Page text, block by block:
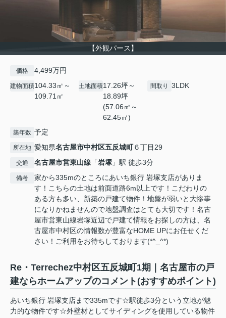
【外観パース】
価格 4,499万円
建物面積104.33㎡～
109.71㎡
土地面積17.26坪～
18.89坪
(57.06㎡～
62.45㎡)
間取り 3LDK
築年数 予定
所在地 愛知県名古屋市中村区五反城町６丁目29
交通 名古屋市営東山線 「岩塚 」駅 徒歩3分
備考
家から335mのところにあいち銀行 岩塚支店がありま
す！こちらの土地は前面道路6m以上です！こだわりの
ある方も多い、新築の戸建て物件！地盤が弱いと大惨事
になりかねませんので地盤調査はとても大切です！名古
屋市営東山線岩塚近辺で戸建て情報をお探しの方は、名
古屋市中村区の情報数が豊富なHOME UPにお任せくだ
さい！ご利用をお待ちしております(*^_^*)
Re・Terrechez中村区五反城町1期｜名古屋市の戸
建ならホームアップのコメント(おすすめポイント)
あいち銀行 岩塚支店まで335mです☆駅徒歩3分という立地が魅
力的な物件です☆外壁材としてサイディングを使用している物件